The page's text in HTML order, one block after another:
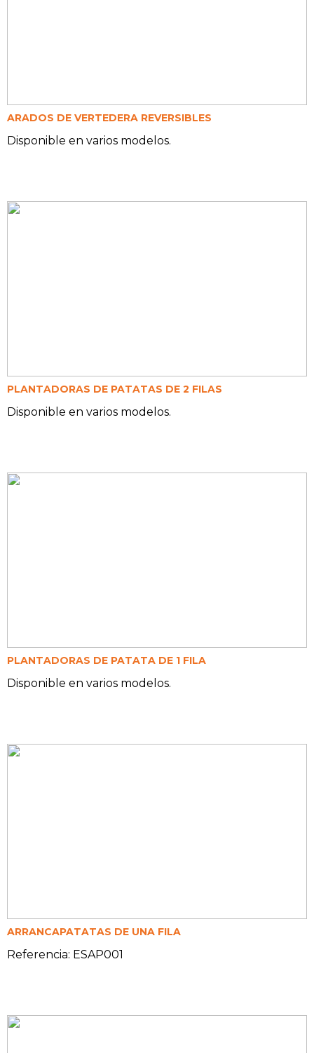
ARADOS DE VERTEDERA REVERSIBLES
Disponible en varios modelos.
PLANTADORAS DE PATATAS DE 2 FILAS
Disponible en varios modelos.
PLANTADORAS DE PATATA DE 1 FILA
Disponible en varios modelos.
ARRANCAPATATAS DE UNA FILA
Referencia: ESAP001